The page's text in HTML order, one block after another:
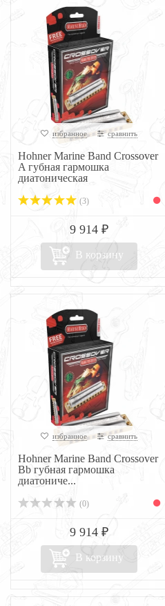
избранное сравнить
Hohner Marine Band Crossover
A губная гармошка
диатоническая
(3)
9 914 ₽
В корзину
избранное сравнить
Hohner Marine Band Crossover
Bb губная гармошка
диатониче...
(0)
9 914 ₽
В корзину